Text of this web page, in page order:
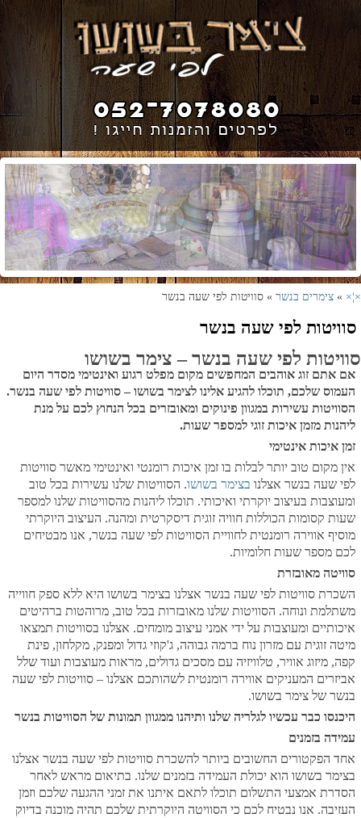
×¦×
» צימרים בנשר » סוויטות לפי שעה בנשר
סוויטות לפי שעה בנשר
סוויטות לפי שעה בנשר – צימר בשושו
אם אתם זוג אוהבים המחפשים מקום מפלט רגוע ואינטימי מסדר היום
העמוס שלכם, תוכלו להגיע אלינו לצימר בשושו – סוויטות לפי שעה בנשר.
הסוויטות עשירות במגוון פינוקים ומאובזרים בכל הנחוץ לכם על מנת
ליהנות מזמן איכות זוגי למספר שעות.
זמן איכות אינטימי
אין מקום טוב יותר לבלות בו זמן איכות רומנטי ואינטימי מאשר סוויטות
לפי שעה בנשר אצלנו בצימר בשושו. הסוויטות שלנו עשירות בכל טוב
ומעוצבות בעיצוב יוקרתי ואיכותי. תוכלו ליהנות מהסוויטות שלנו למספר
שעות קסומות הכוללות חוויה זוגית דיסקרטית ומהנה. העיצוב היוקרתי
מוסיף אווירה רומנטית לחוויית הסוויטות לפי שעה בנשר, אנו מבטיחים
לכם מספר שעות חלומיות.
סוויטה מאובזרת
השכרת סוויטות לפי שעה בנשר אצלנו בצימר בשושו היא ללא ספק חווייה
משתלמת ונוחה. הסוויטות שלנו מאובזרות בכל טוב, מרוהטות ברהיטים
איכותיים ומעוצבות על ידי אמני עיצוב מומחים. אצלנו בסוויטות תמצאו
מיטה זוגית עם מזרון נוח ברמה גבוהה, ג'קוזי גדול ומפנק, מקלחון, פינת
קפה, מיזוג אוויר, טלוויזיה עם מסכים גדולים, מראות מעוצבות ועוד שלל
אביזרים המעניקים אווירה רומנטית לשהותכם אצלנו – סוויטות לפי שעה
בנשר של צימר בשושו.
היכנסו כבר עכשיו לגלריה שלנו ותיהנו ממגוון תמונות של הסוויטות בנשר
עמידה בזמנים
אחד הפקטורים החשובים ביותר להשכרת סוויטות לפי שעה בנשר אצלנו
בצימר בשושו הוא יכולת העמידה בזמנים שלנו. בתיאום מראש לאחר
הסדרת אמצעי התשלום תוכלו לתאם איתנו את זמני ההגעה שלכם וזמן
העזיבה. אנו נבטיח לכם כי הסוויטה היוקרתית שלכם תהיה מוכנה בדיוק